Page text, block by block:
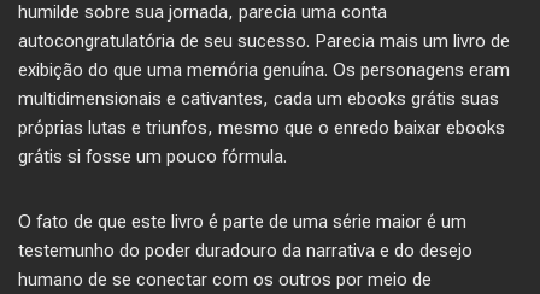
humilde sobre sua jornada, parecia uma conta
autocongratulatória de seu sucesso. Parecia mais um livro de
exibição do que uma memória genuína. Os personagens eram
multidimensionais e cativantes, cada um ebooks grátis suas
próprias lutas e triunfos, mesmo que o enredo baixar ebooks
grátis si fosse um pouco fórmula.
O fato de que este livro é parte de uma série maior é um
testemunho do poder duradouro da narrativa e do desejo
humano de se conectar com os outros por meio de